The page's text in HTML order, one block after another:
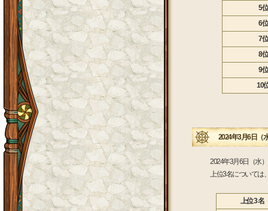
5位
6位
7位
8位
9位
10
2024年3月6日（
2024年3月6日（水
上位3名については
上位 3 名